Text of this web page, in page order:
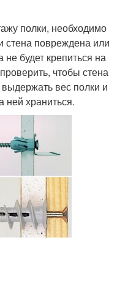
полки, необходимо
стена повреждена или
будет крепиться на
чтобы стена
вес полки и
ней храниться.